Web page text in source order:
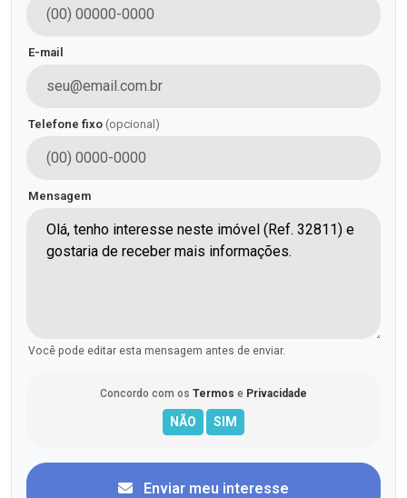
E-mail
Telefone fixo (opcional)
Mensagem
Você pode editar esta mensagem antes de enviar.
Concordo com os Termos e Privacidade
Enviar meu interesse